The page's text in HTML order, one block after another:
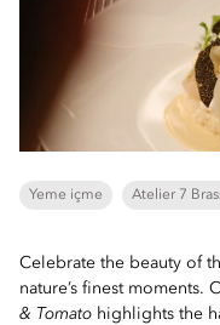
Yeme içme Atelier 7
Celebrate the beauty of
nature’s finest moments.
& Tomato highlights the